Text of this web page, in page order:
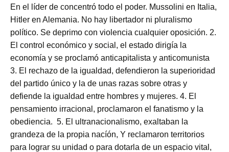
En el líder de concentró todo el poder. Mussolini en Italia,
Hitler en Alemania. No hay libertador ni pluralismo
político. Se deprimo con violencia cualquier oposición. 2.
El control económico y social, el estado dirigía la
economía y se proclamó anticapitalista y anticomunista
3. El rechazo de la igualdad, defendieron la superioridad
del partido único y la de unas razas sobre otras y
defiende la igualdad entre hombres y mujeres. 4. El
pensamiento irracional, proclamaron el fanatismo y la
obediencia. 5. El ultranacionalismo, exaltaban la
grandeza de la propia nacíón, Y reclamaron territorios
para lograr su unidad o para dotarla de un espacio vital,